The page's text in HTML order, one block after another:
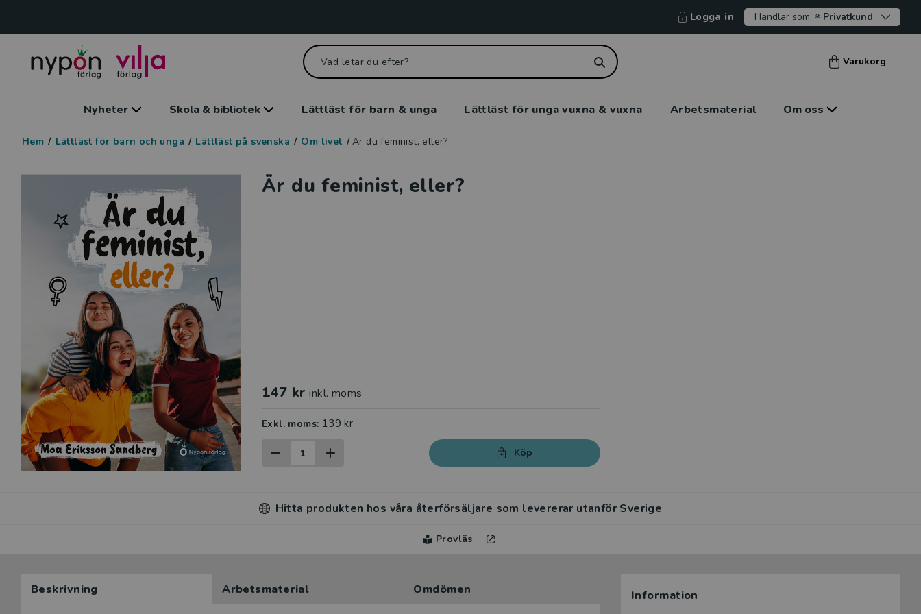
Logga in Handlar som: Privatkund
Varukorg
Nyheter Skola & bibliotek Lättläst för barn & unga Lättläst för unga vuxna & vuxna Arbetsmaterial Om oss
Hem / Lättläst för barn och unga / Lättläst på svenska / Om livet / Är du feminist, eller?
Är du feminist, eller?
147 kr inkl. moms
Exkl. moms: 139 kr
Köp
Hitta produkten hos våra återförsäljare som levererar utanför Sverige
Provläs
Beskrivning Arbetsmaterial Omdömen Information